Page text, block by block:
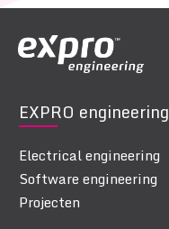
EXPRO engineering
Electrical engineering
Software engineering
Projecten